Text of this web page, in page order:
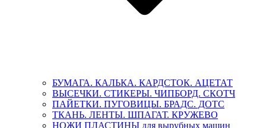
БУМАГА. КАЛЬКА. КАРДСТОК. АЦЕТАТ
ВЫСЕЧКИ. СТИКЕРЫ. ЧИПБОРД. СКОТЧ
ПАЙЕТКИ. ПУГОВИЦЫ. БРАДС. ДОТС
ТКАНЬ. ЛЕНТЫ. ШПАГАТ. КРУЖЕВО
НОЖИ ПЛАСТИНЫ для вырубных машин